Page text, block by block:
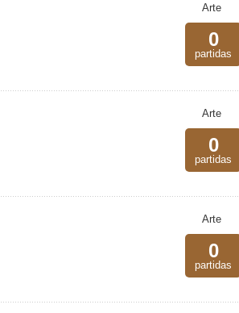
Arte
0
partidas
Arte
0
partidas
Arte
0
partidas